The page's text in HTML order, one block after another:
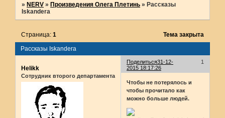
»NERV »Произведения Олега Плетинь »Рассказы
Iskandera
Рассказы Iskandera
Страница:1 Тема закрыта
Поделиться 1
31-12-
2015 18:17:26
Helikk
Сотрудник второго департамента
Чтобы не потерялось и
чтобы прочитало как
можно больше людей.